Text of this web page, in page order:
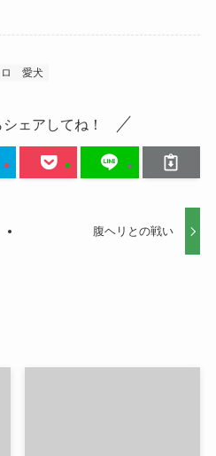
愛犬
ェアしてね！
腹ヘリとの戦い